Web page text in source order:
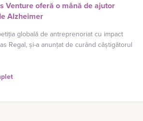
Venture oferă o mână de ajutor
Alzheimer
globală de antreprenoriat cu impact
Regal, și-a anunțat de curând câștigătorul